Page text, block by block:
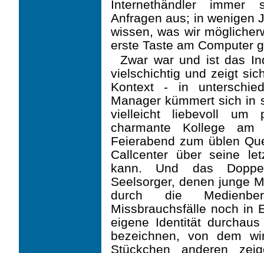
Internethändler immer
Anfragen aus; in wenigen
wissen, was wir
erste Taste am Computer
Zwar war und ist das
vielschichtig und zeigt
Kontext - in
Manager kümmert sich in
vielleicht liebevoll um
charmante Kollege
Feierabend zum üblen
Callcenter über seine
kann. Und das
Seelsorger, denen junge
durch die
Missbrauchsfälle noch in
eigene Identität
bezeichnen, von dem
Stückchen anderen